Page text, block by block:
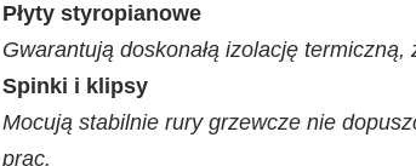
Płyty styropianowe
Gwarantują doskonałą izolację
Spinki i klipsy
Mocują stabilnie rury grzewcze nie
prac.